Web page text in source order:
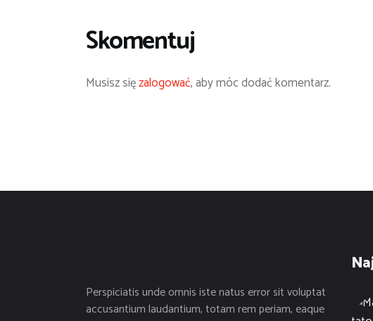
Skomentuj
Musisz sięzalogować, aby móc dodać komentarz.
Perspiciatis unde omnis iste natus error sit voluptat
accusantium laudantium, totam rem periam, eaque